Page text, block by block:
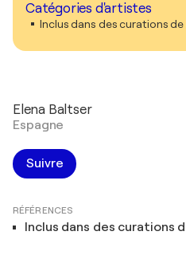
Catégories d'artistes
Inclus dans des curations
Elena Baltser
Espagne
Suivre
RÉFÉRENCES
Inclus dans des curations